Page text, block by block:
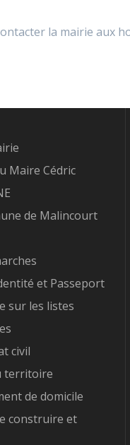
la mairie aux
Maire Cédric
de Malincourt
et Passeport
sur les listes
civil
territoire
de domicile
construire et